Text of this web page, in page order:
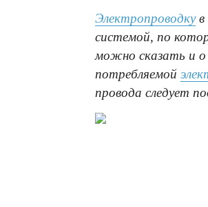
Электропроводкув
системой, по
можно сказать и о
потребляемой
провода следует